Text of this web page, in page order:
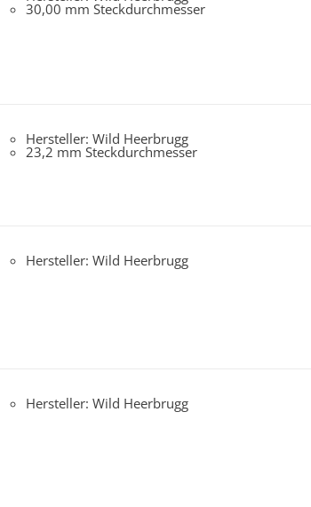
30,00 mm Steckdurchmesser
Hersteller: Wild Heerbrugg
23,2 mm Steckdurchmesser
Hersteller: Wild Heerbrugg
Hersteller: Wild Heerbrugg